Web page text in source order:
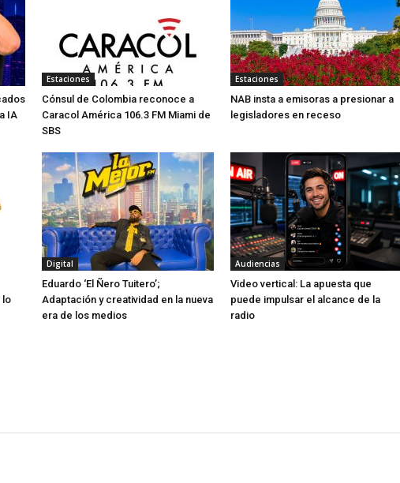
IA
Estaciones
Cónsul de Colombia reconoce a
Caracol América 106.3 FM Miami de
SBS
Estaciones
NAB insta a emisoras a presionar a
legisladores en receso
lo
Digital
Eduardo ‘El Ñero Tuitero’;
Adaptación y creatividad en la nueva
era de los medios
Audiencias
Video vertical: La apuesta que
puede impulsar el alcance de la
radio